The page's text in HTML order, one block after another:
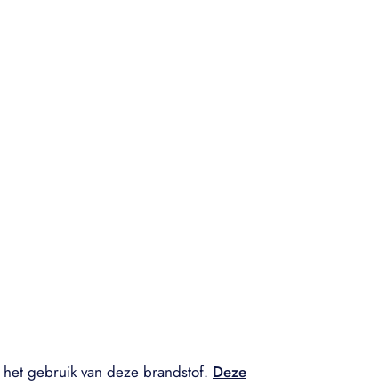
gebruik van deze brandstof. Deze